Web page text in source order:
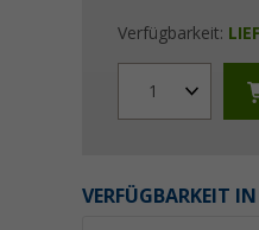
Verfügbarkeit:
1
VERFÜGBARKEIT